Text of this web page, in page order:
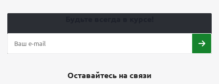
Оставайтесь на связи